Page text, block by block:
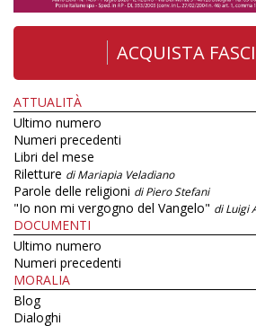
ACQUISTA
ATTUALITÀ
Ultimo numero
Numeri precedenti
Libri del mese
Riletture di Mariapia Veladiano
Parole delle religioni di Piero Stefani
"Io non mi vergogno del Vangelo" di Luigi
DOCUMENTI
Ultimo numero
Numeri precedenti
MORALIA
Blog
Dialoghi